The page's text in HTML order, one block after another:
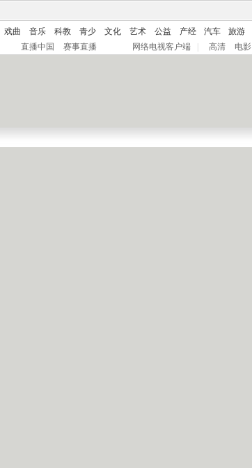
戏曲 音乐 科教 青少 文化 艺术 公益 产经 汽车 旅游
直播中国 赛事直播 网络电视客户端 高清 电影